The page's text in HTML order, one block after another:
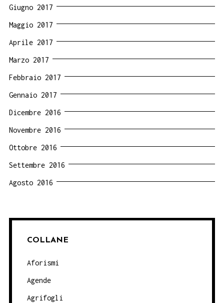
Giugno 2017
Maggio 2017
Aprile 2017
Marzo 2017
Febbraio 2017
Gennaio 2017
Dicembre 2016
Novembre 2016
Ottobre 2016
Settembre 2016
Agosto 2016
COLLANE
Aforismi
Agende
Agrifogli